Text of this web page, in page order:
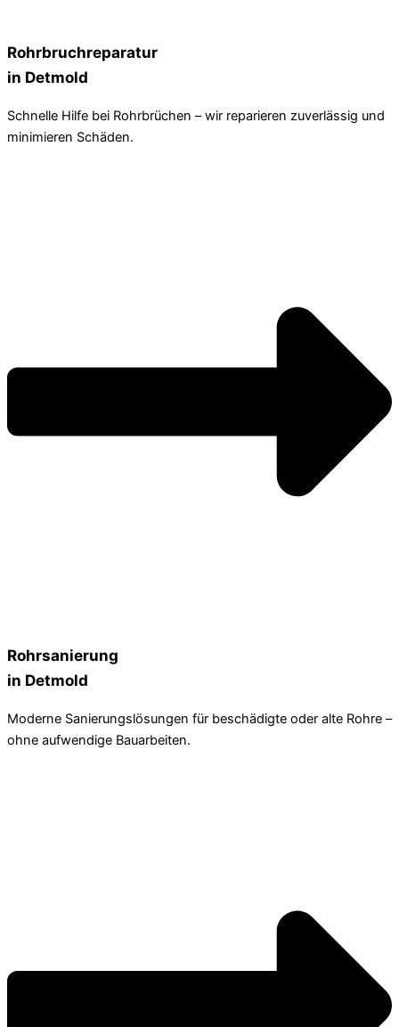
Rohrbruchreparatur
in Detmold
Schnelle Hilfe bei Rohrbrüchen – wir reparieren zuverlässig und
minimieren Schäden.
Rohrsanierung
in Detmold
Moderne Sanierungslösungen für beschädigte oder alte Rohre –
ohne aufwendige Bauarbeiten.